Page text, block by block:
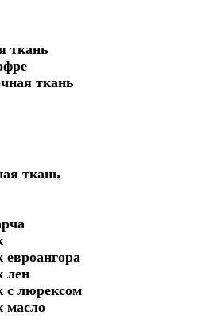
ткань
ткань
ткань
лен
с люрексом
масло